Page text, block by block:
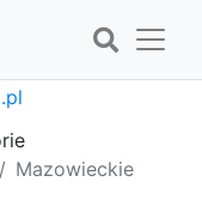
Mazowieckie